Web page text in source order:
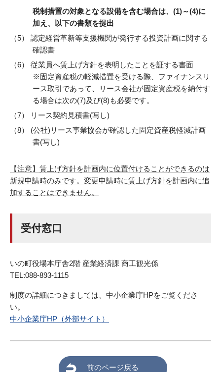
税制措置の対象となる設備を含む場合は、(1)～(4)に
加え、以下の書類を提出
認定経営革新等支援機関が発行する投資計画に関する
確認書
従業員へ賃上げ方針を表明したことを証する書面
※固定資産税の軽減措置を受ける際、ファイナンスリ
ース取引であって、リース会社が固定資産税を納付す
る場合は次の(7)及び(8)も必要です。
リース契約見積書(写し)
(公社)リース事業協会が確認した固定資産税軽減計画
書(写し)
【注意】賃上げ方針を計画内に位置付けることができるのは
新規申請時のみです。変更申請時に賃上げ方針を計画内に追
加することはできません。
受付窓口
いの町役場本庁舎2階 産業経済課 商工観光係
TEL:088-893-1115
制度の詳細につきましては、中小企業庁HPをご覧くださ
い。
中小企業庁HP（外部サイト）
前のページ戻る